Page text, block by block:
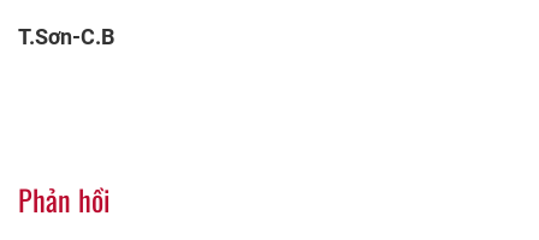
T.Sơn-C.B
Phản hồi